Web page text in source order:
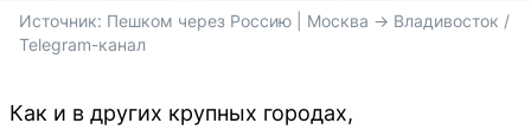
Источник: Пешком через Россию | Москва -> Владивосток /
Telegram-канал
Как и в других крупных городах,